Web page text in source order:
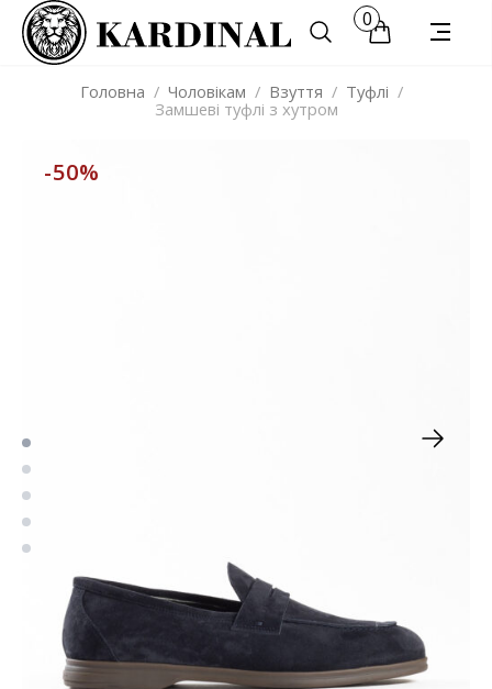
0
Головна / Чоловікам / Взуття / Туфлі /
Замшеві туфлі з хутром
-50%